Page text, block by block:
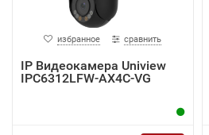
избранное сравнить
IP Видеокамера Uniview
IPC6312LFW-AX4C-VG